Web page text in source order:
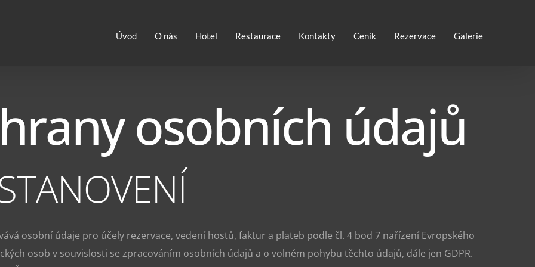
Úvod O nás Hotel Restaurace Kontakty Ceník Rezervace Galerie
osobních údajů
osobní údaje pro účely rezervace, vedení hostů, faktur a plateb podle čl. 4 bod 7 nařízení Evropského
osob v souvislosti se zpracováním osobních údajů a o volném pohybu těchto údajů, dále jen GDPR.